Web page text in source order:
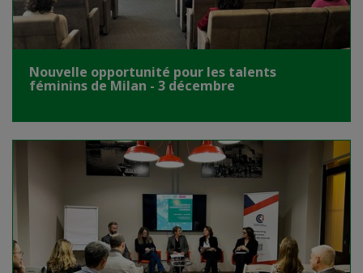
Nouvelle opportunité pour les talents
féminins de Milan - 3 décembre